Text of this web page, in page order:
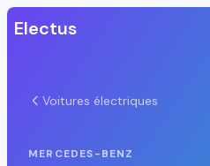
Electus
Voitures électriques
MERCEDES-BENZ